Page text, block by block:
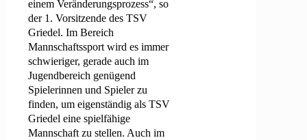
einem Veränderungsprozess“, so
der 1. Vorsitzende des TSV
Griedel. Im Bereich
Mannschaftssport wird es immer
schwieriger, gerade auch im
Jugendbereich genügend
Spielerinnen und Spieler zu
finden, um eigenständig als TSV
Griedel eine spielfähige
Mannschaft zu stellen. Auch im